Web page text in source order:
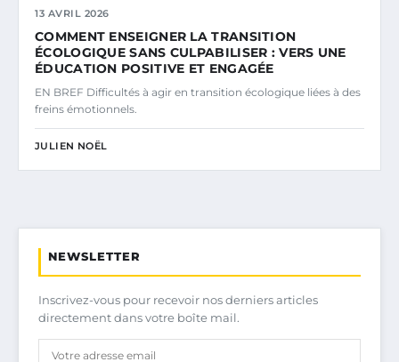
13 AVRIL 2026
COMMENT ENSEIGNER LA TRANSITION
ÉCOLOGIQUE SANS CULPABILISER : VERS UNE
ÉDUCATION POSITIVE ET ENGAGÉE
EN BREF Difficultés à agir en transition écologique liées à des
freins émotionnels.
JULIEN NOËL
NEWSLETTER
Inscrivez-vous pour recevoir nos derniers articles
directement dans votre boîte mail.